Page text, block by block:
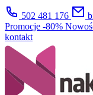
502 481 176
Promocje -80%
kontakt